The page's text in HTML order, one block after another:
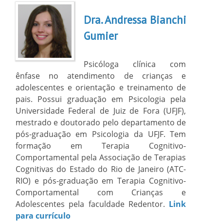
Dra. Andressa Bianchi
Gumier
Psicóloga clínica com
ênfase no atendimento de crianças e
adolescentes e orientação e treinamento de
pais. Possui graduação em Psicologia pela
Universidade Federal de Juiz de Fora (UFJF),
mestrado e doutorado pelo departamento de
pós-graduação em Psicologia da UFJF. Tem
formação em Terapia Cognitivo-
Comportamental pela Associação de Terapias
Cognitivas do Estado do Rio de Janeiro (ATC-
RIO) e pós-graduação em Terapia Cognitivo-
Comportamental com Crianças e
Adolescentes pela faculdade Redentor. Link
para currículo